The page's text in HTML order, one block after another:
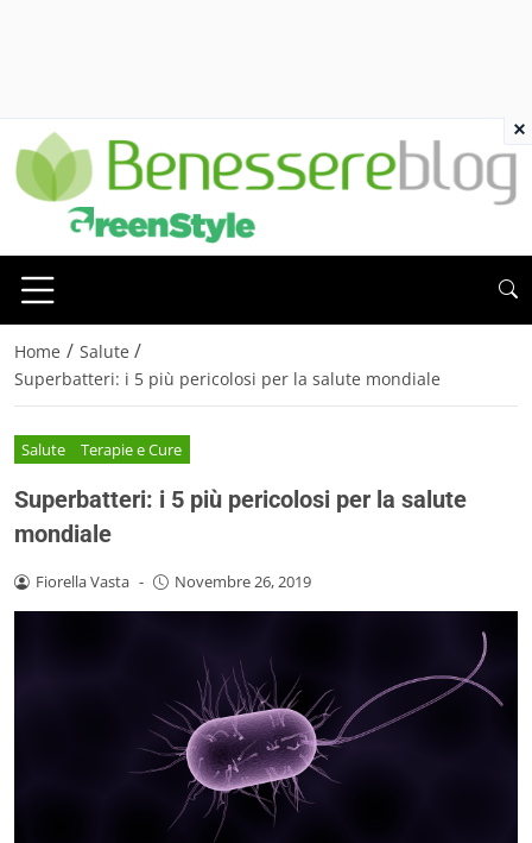
Home / Salute /
Superbatteri: i 5 più pericolosi per la salute mondiale
Salute Terapie e Cure
Superbatteri: i 5 più pericolosi per la salute
mondiale
Fiorella Vasta - Novembre 26, 2019
×